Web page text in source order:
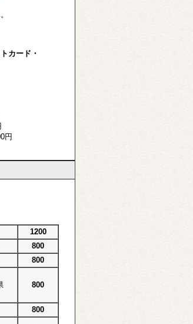
カード・
円
1200
800
800
800
800